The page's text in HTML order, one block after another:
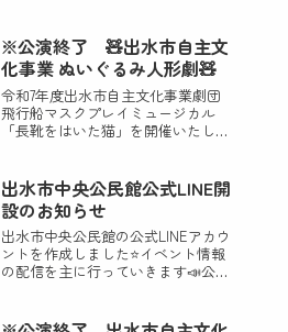
い。LINEでお申し込みをされる場合
は、公民館講座と、送信ください。
（※送...
※公演終了 🧸出水市自主文
化事業 ぬいぐるみ人形劇🧸
令和7年度出水市自主文化事業劇団
飛行船マスクプレイミュージカル
「長靴をはいた猫」を開催いたしま
13：00※開場はそれぞれ開演時間の
30分前から場 所 マルマエホ
ー...
出水市中央公民館公式LINE開
設のお知らせ
出水市中央公民館の公式LINEアカウ
ントを作成しました⭐️イベント情報
の配信を主に行っていきます📣公民
ダウンロード画面へのリンク・他、